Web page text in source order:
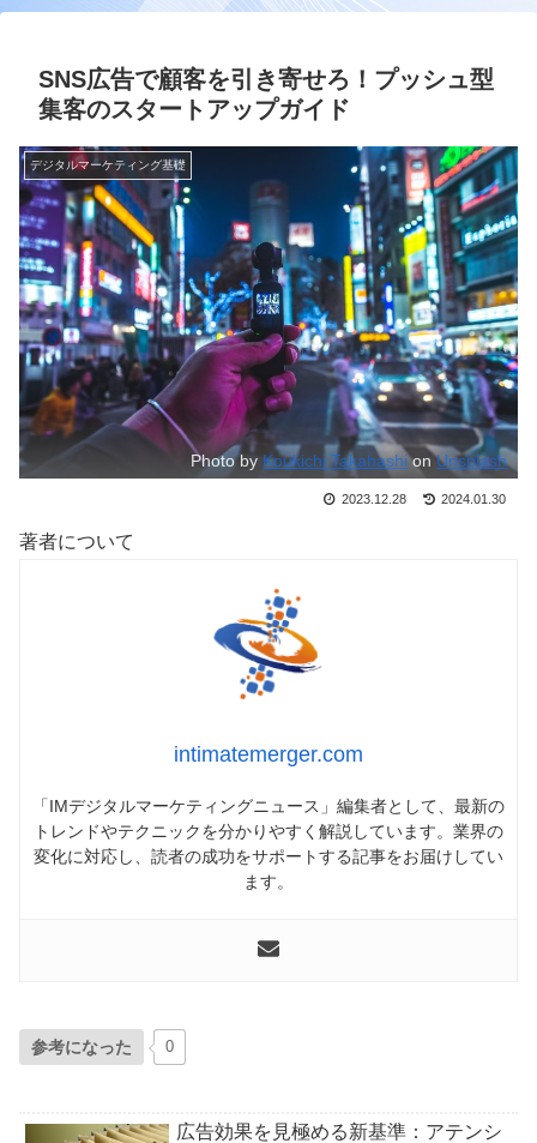
SNS広告で顧客を引き寄せろ！プッシュ型
集客のスタートアップガイド
デジタルマーケティング基礎
Photo by Koukichi TakahashionUnsplash
2023.12.28 2024.01.30
著者について
intimatemerger.com
「IMデジタルマーケティングニュース」編集者として、最新の
トレンドやテクニックを分かりやすく解説しています。業界の
変化に対応し、読者の成功をサポートする記事をお届けしてい
ます。
参考になった 0
広告効果を見極める新基準：アテンシ